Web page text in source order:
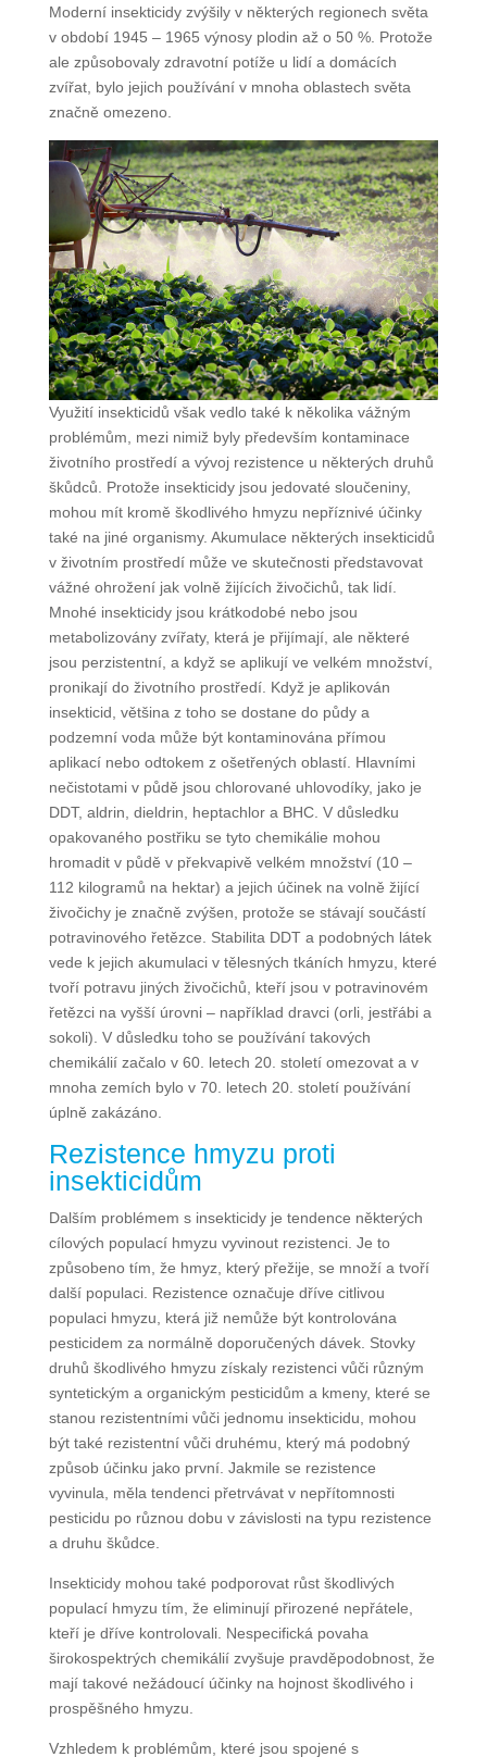
Moderní insekticidy zvýšily v některých regionech světa
v období 1945 – 1965 výnosy plodin až o 50 %. Protože
ale způsobovaly zdravotní potíže u lidí a domácích
zvířat, bylo jejich používání v mnoha oblastech světa
značně omezeno.
Využití insekticidů však vedlo také k několika vážným
problémům, mezi nimiž byly především kontaminace
životního prostředí a vývoj rezistence u některých druhů
škůdců. Protože insekticidy jsou jedovaté sloučeniny,
mohou mít kromě škodlivého hmyzu nepříznivé účinky
také na jiné organismy. Akumulace některých insekticidů
v životním prostředí může ve skutečnosti představovat
vážné ohrožení jak volně žijících živočichů, tak lidí.
Mnohé insekticidy jsou krátkodobé nebo jsou
metabolizovány zvířaty, která je přijímají, ale některé
jsou perzistentní, a když se aplikují ve velkém množství,
pronikají do životního prostředí. Když je aplikován
insekticid, většina z toho se dostane do půdy a
podzemní voda může být kontaminována přímou
aplikací nebo odtokem z ošetřených oblastí. Hlavními
nečistotami v půdě jsou chlorované uhlovodíky, jako je
DDT, aldrin, dieldrin, heptachlor a BHC. V důsledku
opakovaného postřiku se tyto chemikálie mohou
hromadit v půdě v překvapivě velkém množství (10 –
112 kilogramů na hektar) a jejich účinek na volně žijící
živočichy je značně zvýšen, protože se stávají součástí
potravinového řetězce. Stabilita DDT a podobných látek
vede k jejich akumulaci v tělesných tkáních hmyzu, které
tvoří potravu jiných živočichů, kteří jsou v potravinovém
řetězci na vyšší úrovni – například dravci (orli, jestřábi a
sokoli). V důsledku toho se používání takových
chemikálií začalo v 60. letech 20. století omezovat a v
mnoha zemích bylo v 70. letech 20. století používání
úplně zakázáno.
Rezistence hmyzu proti
insekticidům
Dalším problémem s insekticidy je tendence některých
cílových populací hmyzu vyvinout rezistenci. Je to
způsobeno tím, že hmyz, který přežije, se množí a tvoří
další populaci. Rezistence označuje dříve citlivou
populaci hmyzu, která již nemůže být kontrolována
pesticidem za normálně doporučených dávek. Stovky
druhů škodlivého hmyzu získaly rezistenci vůči různým
syntetickým a organickým pesticidům a kmeny, které se
stanou rezistentními vůči jednomu insekticidu, mohou
být také rezistentní vůči druhému, který má podobný
způsob účinku jako první. Jakmile se rezistence
vyvinula, měla tendenci přetrvávat v nepřítomnosti
pesticidu po různou dobu v závislosti na typu rezistence
a druhu škůdce.
Insekticidy mohou také podporovat růst škodlivých
populací hmyzu tím, že eliminují přirozené nepřátele,
kteří je dříve kontrolovali. Nespecifická povaha
širokospektrých chemikálií zvyšuje pravděpodobnost, že
mají takové nežádoucí účinky na hojnost škodlivého i
prospěšného hmyzu.
Vzhledem k problémům, které jsou spojené s